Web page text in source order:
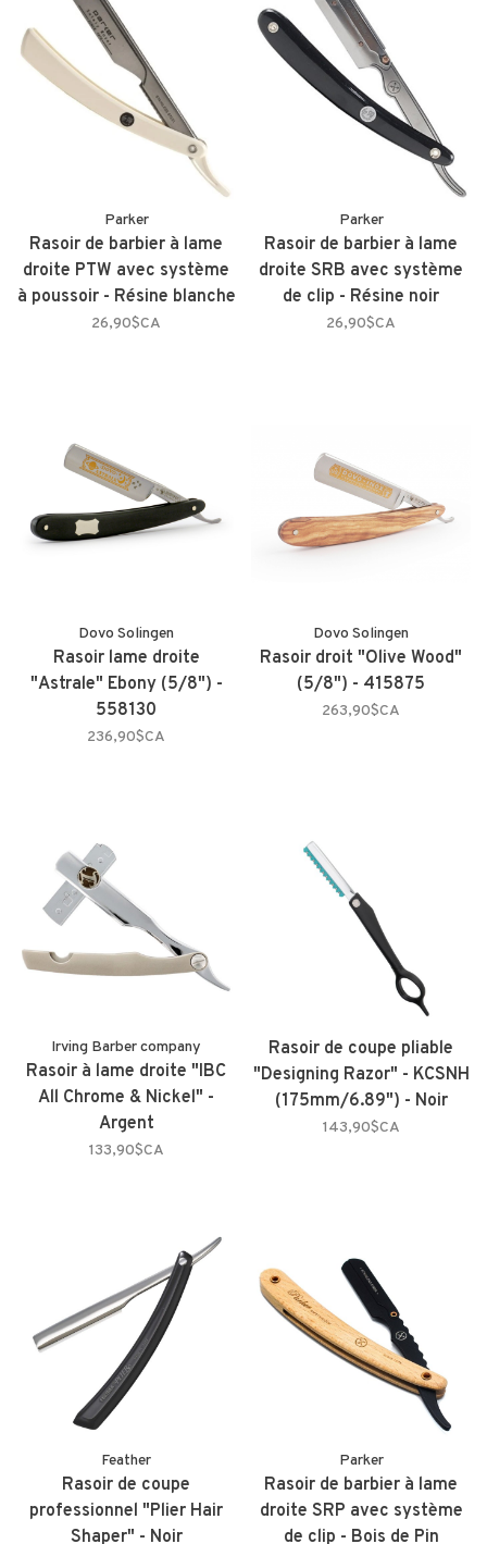
Parker
Rasoir de barbier à lame
droite PTW avec système
à poussoir - Résine blanche
26,90$CA
Parker
Rasoir de barbier à lame
droite SRB avec système
de clip - Résine noir
26,90$CA
Dovo Solingen
Rasoir lame droite
"Astrale" Ebony (5/8") -
558130
236,90$CA
Dovo Solingen
Rasoir droit "Olive Wood"
(5/8") - 415875
263,90$CA
Irving Barber company
Rasoir à lame droite "IBC
All Chrome & Nickel" -
Argent
133,90$CA
Rasoir de coupe pliable
"Designing Razor" - KCSNH
(175mm/6.89") - Noir
143,90$CA
Feather
Rasoir de coupe
professionnel "Plier Hair
Shaper" - Noir
Parker
Rasoir de barbier à lame
droite SRP avec système
de clip - Bois de Pin